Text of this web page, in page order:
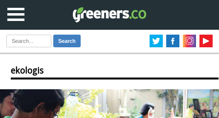
Search
ekologis